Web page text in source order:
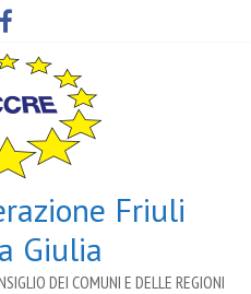
Friuli
Giulia
DEI COMUNI E DELLE REGIONI